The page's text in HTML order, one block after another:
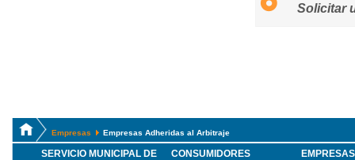
Solicitar
Empresas Empresas Adheridas al Arbitraje
SERVICIO MUNICIPAL DE
CONSUMIDORES EMPRESAS